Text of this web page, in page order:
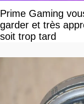
Prime Gaming
garder et très
soit trop tard